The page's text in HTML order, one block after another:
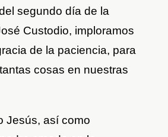
segundo día de la
Custodio, imploramos
de la paciencia, para
cosas en nuestras
Jesús, así como